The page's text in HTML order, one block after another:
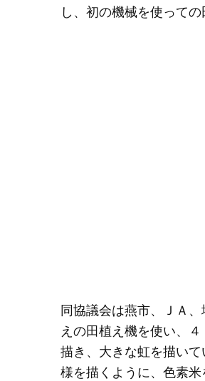
し、初の機械を使っての
同協議会は燕市、ＪＡ
えの田植え機を使い、
描き、大きな虹を描い
様を描くように、色素